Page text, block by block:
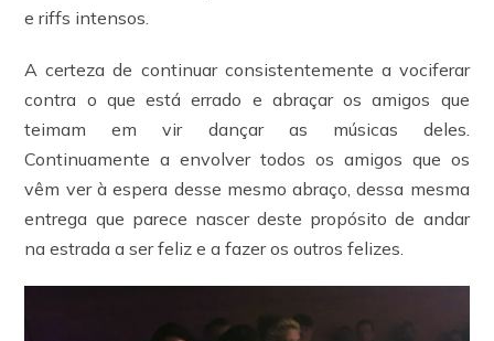
e riffs intensos.
A certeza de continuar consistentemente a vociferar
contra o que está errado e abraçar os amigos que
teimam em vir dançar as músicas deles.
Continuamente a envolver todos os amigos que os
vêm ver à espera desse mesmo abraço, dessa mesma
entrega que parece nascer deste propósito de andar
na estrada a ser feliz e a fazer os outros felizes.